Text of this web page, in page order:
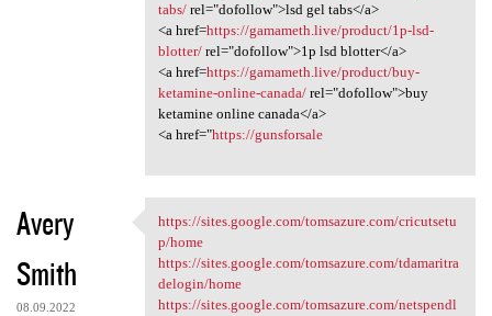
tabs/rel="dofollow">lsd gel tabs</a>
<a href=https://gamameth.live/product/1p-lsd-
blotter/rel="dofollow">1p lsd blotter</a>
<a href=https://gamameth.live/product/buy-
ketamine-online-canada/rel="dofollow">buy
ketamine online canada</a>
<a href="https://gunsforsale
Avery
Smith
08.09.2022
https://sites.google.com
https://sites.google.com/tomsazure.com/cricutsetu
p/home
https://sites.google.com/tomsazure.com/tdamaritra
delogin/home
https://sites.google.com/tomsazure.com/netspendl